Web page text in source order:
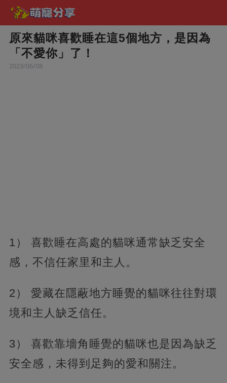
原來貓咪喜歡睡在這5個地方，是因為
「不愛你」了！
2023/06/08
1） 喜歡睡在高處的貓咪通常缺乏安全
感，不信任家里和主人。
2） 愛藏在隱蔽地方睡覺的貓咪往往對環
境和主人缺乏信任。
3） 喜歡靠墻角睡覺的貓咪也是因為缺乏
安全感，未得到足夠的愛和關注。